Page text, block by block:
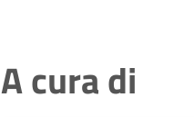
A cura di